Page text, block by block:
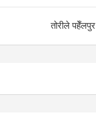
तोरीले